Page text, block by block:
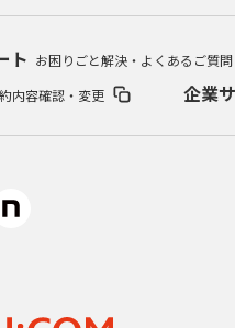
ト お困りごと解決・よくあるご質問
内容確認・変更 企業